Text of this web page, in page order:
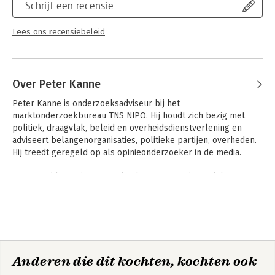
aanklacht tegen het consumentisme, en daarmee wegzetten
zal ik lekker leven tekort. Het sterke van dit boek is namelijk
onderwerp levert.' Trouw
Schrijf een recensie
Lees ons recensiebeleid
Over Peter Kanne
Peter Kanne is onderzoeksadviseur bij het
marktonderzoekbureau TNS NIPO. Hij houdt zich bezig met
politiek, draagvlak, beleid en overheidsdienstverlening en
adviseert belangenorganisaties, politieke partijen, overheden.
Hij treedt geregeld op als opinieonderzoeker in de media.
Binnenlands Bestuur en andere dag- en vakbladen. Tijdens de
Andere boeken door Peter Kanne
Anderen die dit kochten, kochten ook